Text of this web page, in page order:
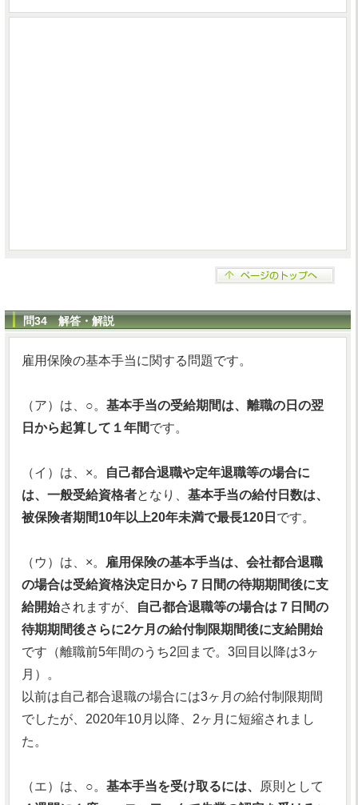
問34 解答・解説
雇用保険の基本手当に関する問題です。
（ア）は、○。 基本手当の受給期間は、離職の日の翌
日から起算して１年間です。
（イ）は、×。
自己都合退職や定年退職等の場合に
は、一般受給資格者となり、 基本手当の給付日数は、
被保険者期間10年以上20年未満で最長120日 です。
（ウ）は、×。
雇用保険の基本手当は、会社都合退職
の場合は受給資格決定日から７日間の待期期間後に支
給開始されますが、
自己都合退職等の場合は７日間の
待期期間後さらに2ケ月の給付制限期間後に支給開始
です（離職前5年間のうち2回まで。3回目以降は3ヶ
月）。
以前は自己都合退職の場合には3ヶ月の給付制限期間
でしたが、2020年10月以降、2ヶ月に短縮されまし
た。
（エ）は、○。 基本手当を受け取るには、
原則として